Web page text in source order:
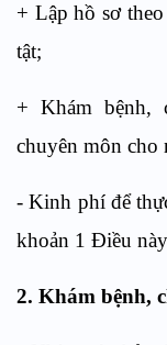
+ Lập hồ sơ
tật;
+ Khám bệnh,
chuyên môn cho
- Kinh phí để
khoản 1 Điều
2. Khám bệnh,